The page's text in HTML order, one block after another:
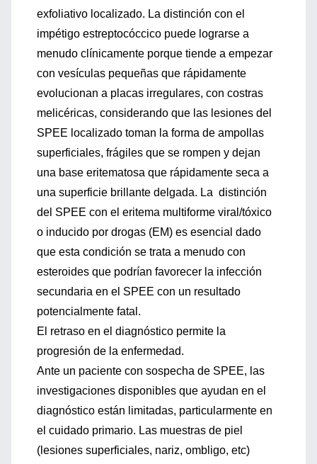
exfoliativo localizado. La distinción con el
impétigo estreptocóccico puede lograrse a
menudo clínicamente porque tiende a empezar
con vesículas pequeñas que rápidamente
evolucionan a placas irregulares, con costras
melicéricas, considerando que las lesiones del
SPEE localizado toman la forma de ampollas
superficiales, frágiles que se rompen y dejan
una base eritematosa que rápidamente seca a
una superficie brillante delgada. La distinción
del SPEE con el eritema multiforme viral/tóxico
o inducido por drogas (EM) es esencial dado
que esta condición se trata a menudo con
esteroides que podrían favorecer la infección
secundaria en el SPEE con un resultado
potencialmente fatal.
El retraso en el diagnóstico permite la
progresión de la enfermedad.
Ante un paciente con sospecha de SPEE, las
investigaciones disponibles que ayudan en el
diagnóstico están limitadas, particularmente en
el cuidado primario. Las muestras de piel
(lesiones superficiales, nariz, ombligo, etc)